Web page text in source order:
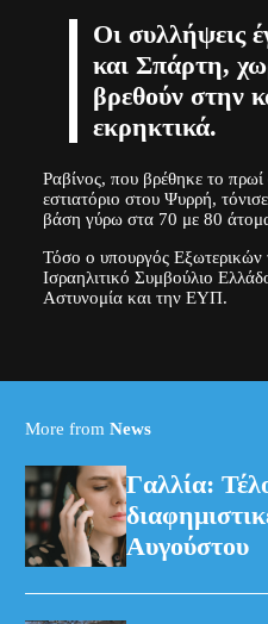
Οι συλλήψεις
και Σπάρτη,
βρεθούν στην
εκρηκτικά.
Ραβίνος, που βρέθηκε το
εστιατόριο στου Ψυρρή,
βάση γύρω στα 70 με 80 άτομα
Τόσο ο υπουργός Εξωτερικών
Ισραηλιτικό Συμβούλιο
Αστυνομία και την ΕΥΠ.
More from News
Γαλλία:
Αυγούστου